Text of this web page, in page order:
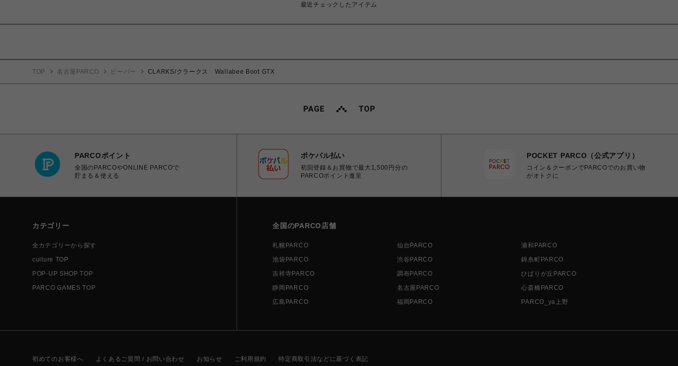
最近チェックしたアイテム
TOP 名古屋PARCO ビーバー CLARKS/クラークス Wallabee Boot GTX
PARCOポイント
全国のPARCOやONLINE PARCOで
貯まる＆使える
ポケパル払い
初回登録＆お買物で最大1,500円分の
PARCOポイント進呈
POCKET PARCO（公式アプリ）
コイン＆クーポンでPARCOでのお買い物
がオトクに
カテゴリー
全カテゴリーから探す
culture TOP
POP-UP SHOP TOP
PARCO GAMES TOP
全国のPARCO店舗
札幌PARCO 仙台PARCO
浦和PARCO
池袋PARCO
渋谷PARCO
錦糸町PARCO
吉祥寺PARCO
調布PARCO
ひばりが丘PARCO
静岡PARCO
名古屋PARCO
心斎橋PARCO
広島PARCO
福岡PARCO PARCO_ya上野
初めてのお客様へ よくあるご質問 / お問い合わせ お知らせ ご利用規約 特定商取引法などに基づく表記